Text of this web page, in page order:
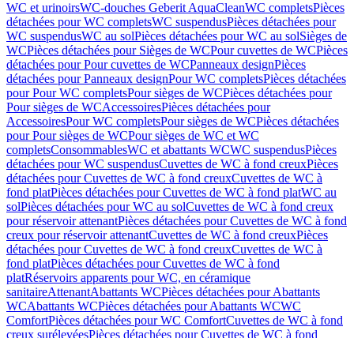
WC et urinoirsWC-douches Geberit AquaCleanWC completsPièces
détachées pour WC completsWC suspendusPièces détachées pour
WC suspendusWC au solPièces détachées pour WC au solSièges de
WCPièces détachées pour Sièges de WCPour cuvettes de WCPièces
détachées pour Pour cuvettes de WCPanneaux designPièces
détachées pour Panneaux designPour WC completsPièces détachées
pour Pour WC completsPour sièges de WCPièces détachées pour
Pour sièges de WCAccessoiresPièces détachées pour
AccessoiresPour WC completsPour sièges de WCPièces détachées
pour Pour sièges de WCPour sièges de WC et WC
completsConsommablesWC et abattants WCWC suspendusPièces
détachées pour WC suspendusCuvettes de WC à fond creuxPièces
détachées pour Cuvettes de WC à fond creuxCuvettes de WC à
fond platPièces détachées pour Cuvettes de WC à fond platWC au
solPièces détachées pour WC au solCuvettes de WC à fond creux
pour réservoir attenantPièces détachées pour Cuvettes de WC à fond
creux pour réservoir attenantCuvettes de WC à fond creuxPièces
détachées pour Cuvettes de WC à fond creuxCuvettes de WC à
fond platPièces détachées pour Cuvettes de WC à fond
platRéservoirs apparents pour WC, en céramique
sanitaireAttenantAbattants WCPièces détachées pour Abattants
WCAbattants WCPièces détachées pour Abattants WCWC
ComfortPièces détachées pour WC ComfortCuvettes de WC à fond
creux surélevéesPièces détachées pour Cuvettes de WC à fond